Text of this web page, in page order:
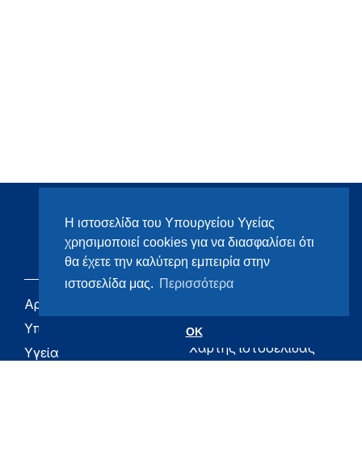
Η ιστοσελίδα του Υπουργείου Υγείας
χρησιμοποιεί cookies για να διασφαλίσει ότι
θα έχετε την καλύτερη εμπειρία στην
ιστοσελίδα μας. Περισσότερα
OK
Αρχική
Υπουργείο
Υγεία
Υγεία
Χάρτης ιστοσελίδας